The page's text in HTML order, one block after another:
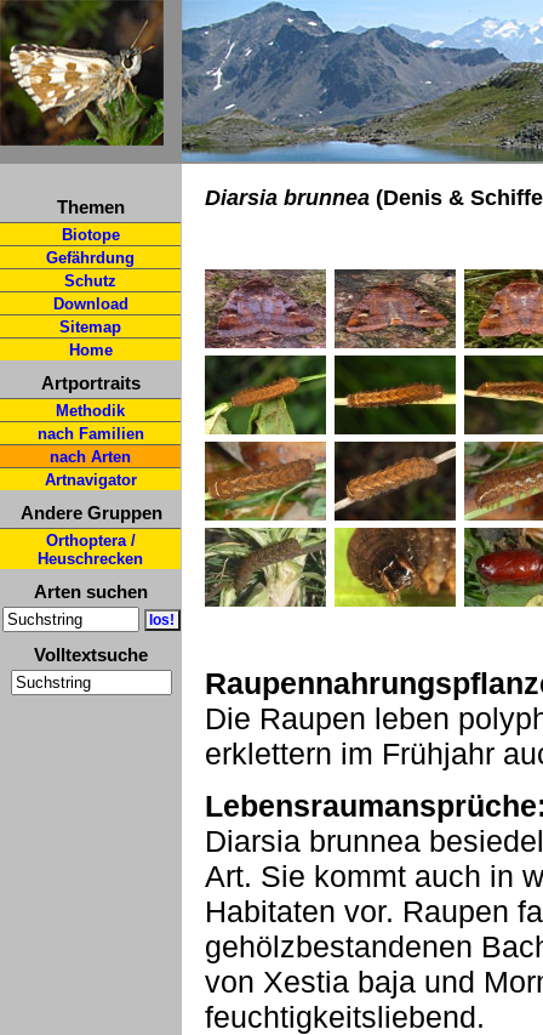
Themen
Biotope
Gefährdung
Schutz
Download
Sitemap
Home
Artportraits
Methodik
nach Familien
nach Arten
Artnavigator
Andere Gruppen
Orthoptera /
Heuschrecken
Arten suchen
Volltextsuche
Diarsia brunnea (Denis &
Die Raupen leben
erklettern im Frühjahr
Diarsia brunnea
Art. Sie kommt auch in
Habitaten vor. Raupen
gehölzbestandenen
von Xestia baja und
feuchtigkeitsliebend.